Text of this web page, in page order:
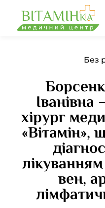
tartalomra
Без
хірург
«Вітамін»,
вен,